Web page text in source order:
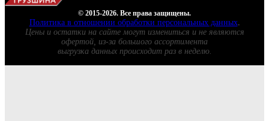
© 2015-2026. Все права защищены.
Политика в отношении обработки персональных данных.
Цены и остатки на сайте могут измениться и не являются
офертой, из-за большого ассортимента
выгрузка данных происходит раз в неделю.